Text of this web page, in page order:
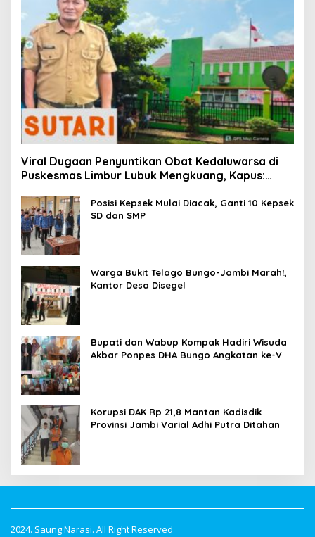
Viral Dugaan Penyuntikan Obat Kedaluwarsa di
Puskesmas Limbur Lubuk Mengkuang, Kapus:
Posisi Kepsek Mulai Diacak, Ganti 10 Kepsek
SD dan SMP
Warga Bukit Telago Bungo-Jambi Marah!,
Kantor Desa Disegel
Bupati dan Wabup Kompak Hadiri Wisuda
Akbar Ponpes DHA Bungo Angkatan ke-V
Korupsi DAK Rp 21,8 Mantan Kadisdik
Provinsi Jambi Varial Adhi Putra Ditahan
2024. Saung Narasi. All Right Reserved